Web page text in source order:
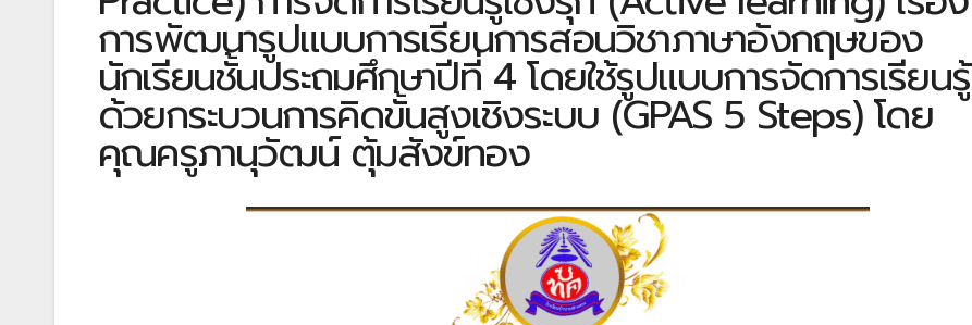
การพัฒนารูปแบบการเรียนการสอนวิชาภาษาอังกฤษของ
นักเรียนชั้นประถมศึกษาปีที่ 4 โดยใช้รูปแบบการจัดการเรียนรู้
ด้วยกระบวนการคิดขั้นสูงเชิงระบบ (GPAS 5 Steps) โดย
คุณครูภานุวัฒน์ ตุ้มสังข์ทอง